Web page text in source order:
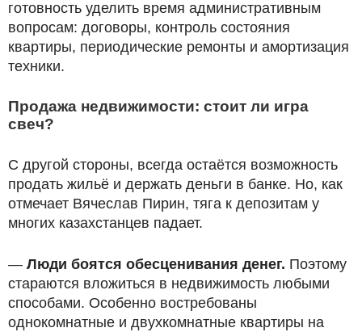
готовность уделить время административным
вопросам: договоры, контроль состояния
квартиры, периодические ремонты и амортизация
техники.
Продажа недвижимости: стоит ли игра
свеч?
С другой стороны, всегда остаётся возможность
продать жильё и держать деньги в банке. Но, как
отмечает Вячеслав Пирин, тяга к депозитам у
многих казахстанцев падает.
— Люди боятся обесценивания денег. Поэтому
стараются вложиться в недвижимость любыми
способами. Особенно востребованы
однокомнатные и двухкомнатные квартиры на